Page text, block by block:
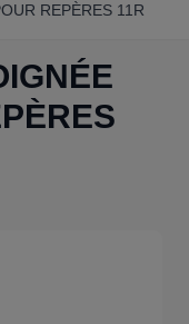
REPÈRES 11R